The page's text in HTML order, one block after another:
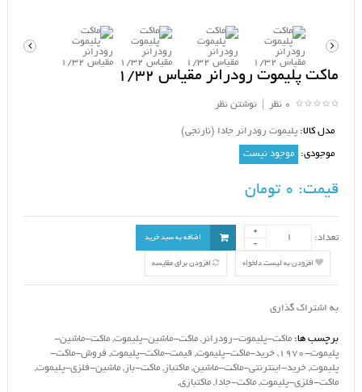
ماکت پلیموت رودرانر مقیاس 1/32
0 نظر نوشتن نظر
مدل کالا: پلیموت رودرانر جادا (نارنجی)
موجودی: موجود نیست
قیمت:
تعداد: اضافه به سبد خرید
افزودن به لیست دلخواه افزودن برای مقایسه
به اشتراک گذاری
برچسب ها: ماکت-پلیموت-رودرانر , ماکت-ماشین-پلیموت, ماکت-ماشین-
پلیموت-1970
, خرید-ماکت-پلیموت, قیمت-ماکت-پلیموت, فروش-ماکت-
پلیموت, خرید-اینترنتی-ماکت-ماشین, ماکتباز , ماکت-باز , ماشین-فلزی-پلیموت,
ماکت-فلزی-پلیموت, ماکت-جادا, ماکتبازی,